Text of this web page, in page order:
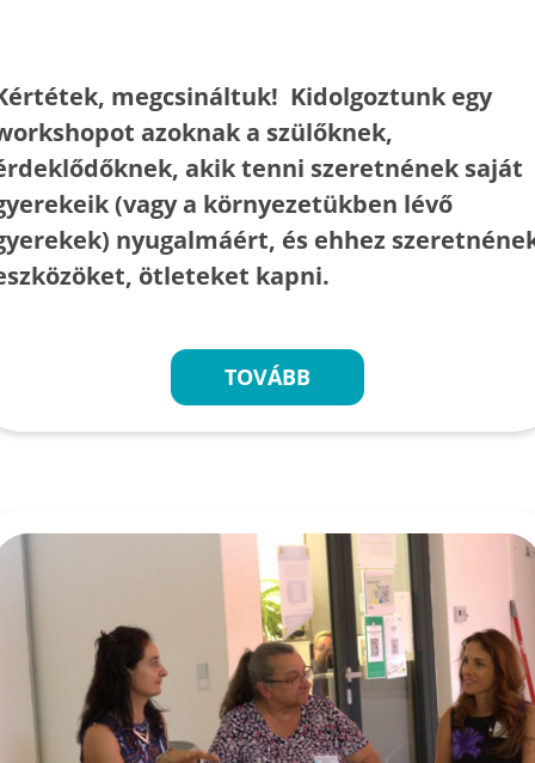
megcsináltuk! Kidolgoztunk egy
azoknak a szülőknek,
akik tenni szeretnének saját
(vagy a környezetükben lévő
nyugalmáért, és ehhez
ötleteket kapni.
TOVÁBB